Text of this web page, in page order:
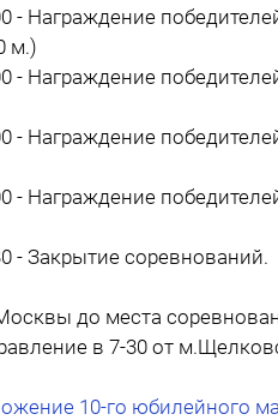
- Награждение
м.)
- Награждение
- Награждение
- Награждение
- Закрытие соревнований.
до места
в 7-30 от
10-го юбилейного